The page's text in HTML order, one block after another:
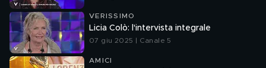
VERISSIMO
Licia Colò: l'intervista integrale
07 giu 2025 | Canale 5
AMICI